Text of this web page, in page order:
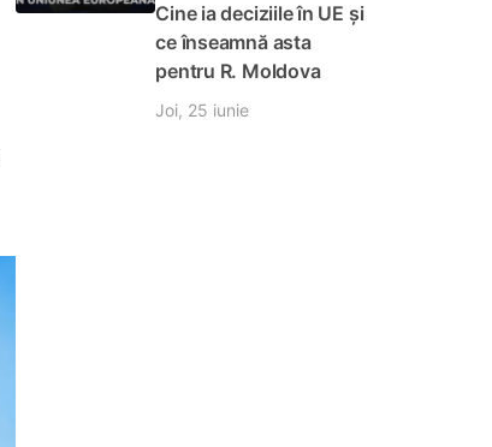
Cine ia deciziile în UE și
ce înseamnă asta
pentru R. Moldova
Joi, 25 iunie